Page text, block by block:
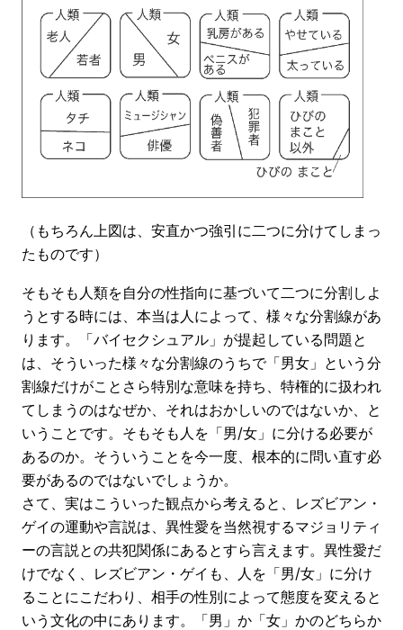
（もちろん上図は、安直かつ強引に二つに分けてしまっ
たものです）
そもそも人類を自分の性指向に基づいて二つに分割しよ
うとする時には、本当は人によって、様々な分割線があ
ります。「バイセクシュアル」が提起している問題と
は、そういった様々な分割線のうちで「男女」という分
割線だけがことさら特別な意味を持ち、特権的に扱われ
てしまうのはなぜか、それはおかしいのではないか、と
いうことです。そもそも人を「男/女」に分ける必要が
あるのか。そういうことを今一度、根本的に問い直す必
要があるのではないでしょうか。
さて、実はこういった観点から考えると、レズビアン・
ゲイの運動や言説は、異性愛を当然視するマジョリティ
ーの言説との共犯関係にあるとすら言えます。異性愛だ
けでなく、レズビアン・ゲイも、人を「男/女」に分け
ることにこだわり、相手の性別によって態度を変えると
いう文化の中にあります。「男」か「女」かのどちらか